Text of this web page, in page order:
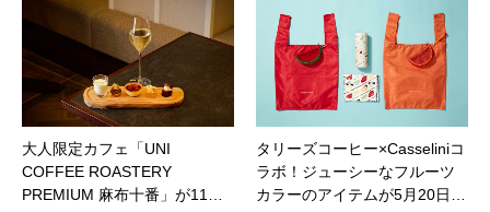
大人限定カフェ「UNI
COFFEE ROASTERY
PREMIUM 麻布十番」が11…
タリーズコーヒー×Casseliniコ
ラボ！ジューシーなフルーツ
カラーのアイテムが5月20日…